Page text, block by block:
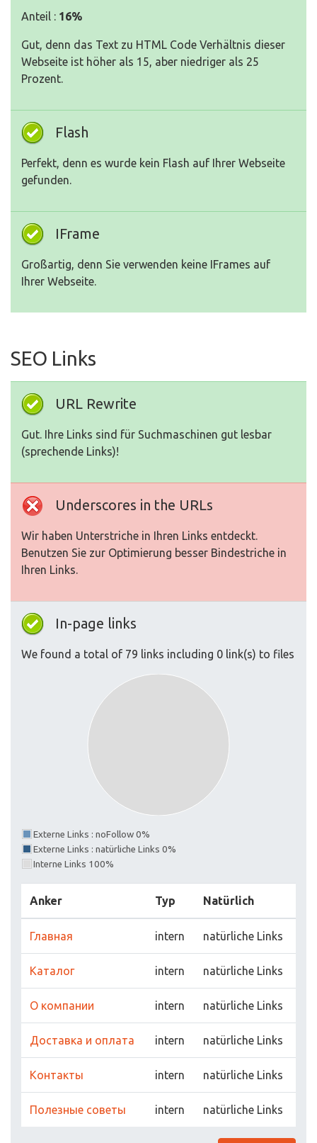
Anteil : 16%
Gut, denn das Text zu HTML Code Verhältnis dieser
Webseite ist höher als 15, aber niedriger als 25
Prozent.
Flash
Perfekt, denn es wurde kein Flash auf Ihrer Webseite
gefunden.
IFrame
Großartig, denn Sie verwenden keine IFrames auf
Ihrer Webseite.
SEO Links
URL Rewrite
Gut. Ihre Links sind für Suchmaschinen gut lesbar
(sprechende Links)!
Underscores in the URLs
Wir haben Unterstriche in Ihren Links entdeckt.
Benutzen Sie zur Optimierung besser Bindestriche in
Ihren Links.
In-page links
We found a total of 79 links including 0 link(s) to files
Externe Links : noFollow 0%
Externe Links : natürliche Links 0%
Interne Links 100%
Anker Typ Natürlich
Главная intern natürliche Links
Каталог intern natürliche Links
О компании intern natürliche Links
Доставка и оплата intern natürliche Links
Контакты intern natürliche Links
Полезные советы intern natürliche Links